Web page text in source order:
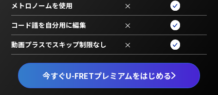
今すぐU-FRETプレミアムをはじめる
メトロノームを使用 ×
コード譜を自分用に編集 ×
動画プラスでスキップ制限なし ×